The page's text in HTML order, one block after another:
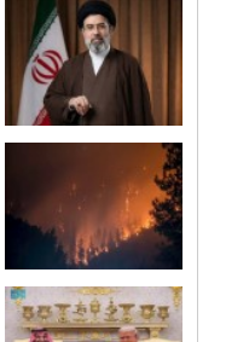
الخميس ,06 آب / أغسطس GMT 15:26
2026
تصوت لاتهام كبير مستشاري
الصحة السابق بازدراء
الكونغرس